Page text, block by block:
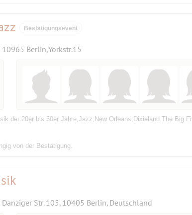
Bestätigungsevent
10965 Berlin,Yorkstr.15
der 20er bis 50er Jahre,Jazz,New Orleans,Dixieland.The Big
von der Bestätigung.
Danziger Str. 105, 10405 Berlin, Deutschland